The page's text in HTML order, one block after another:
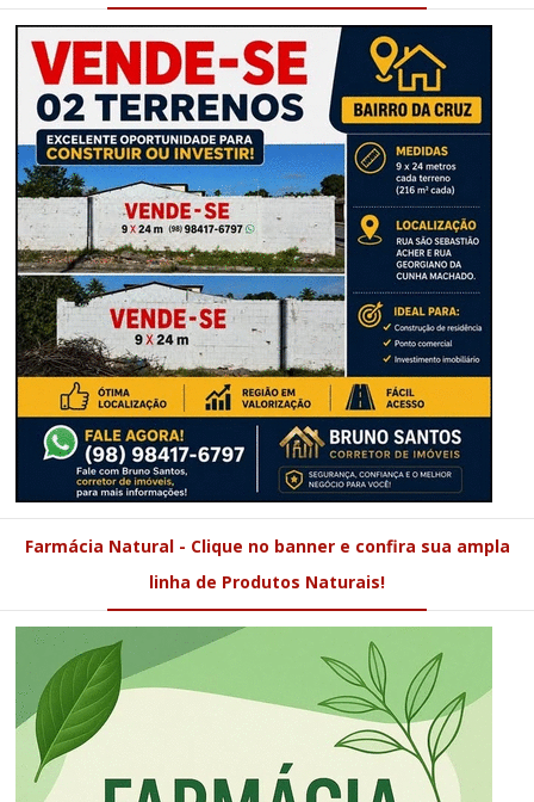
Farmácia Natural - Clique no banner e confira sua ampla
linha de Produtos Naturais!